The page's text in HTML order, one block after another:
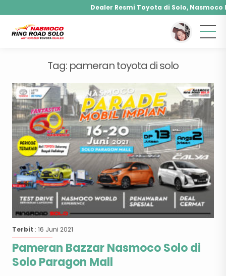
Dealer Resmi Toyota di Solo, Nasmoco
Agya, Calya, Fortuner, Rush, Sienta, Yaris,
Hybrid, Yaris Cross Hybrid, Alphard Hybrid
Beranda/Tag "pameran toyota di solo"
Tag: pameran toyota di solo
Terbit : 16 Juni 2021
Pameran Bazzar Nasmoco Solo di
Solo Paragon Mall